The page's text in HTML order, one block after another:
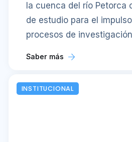
la cuenca del río Petorca
de estudio para el
procesos de
Saber más
INSTITUCIONAL